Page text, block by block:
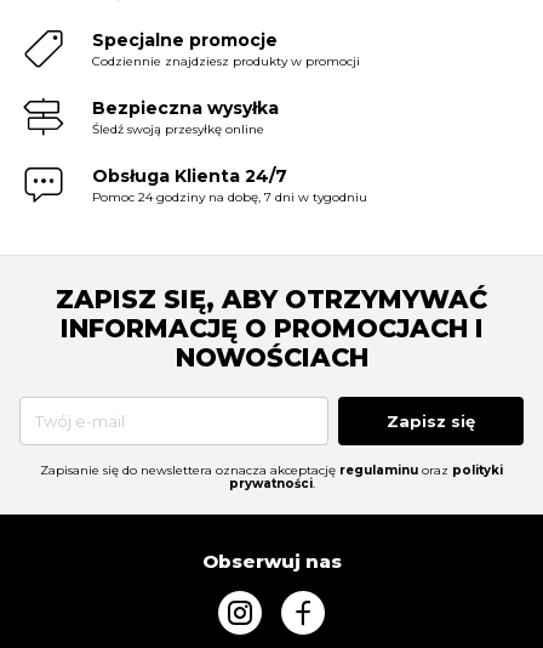
Specjalne promocje
Codziennie znajdziesz produkty w promocji
Bezpieczna wysyłka
Śledź swoją przesyłkę online
Obsługa Klienta 24/7
Pomoc 24 godziny na dobę, 7 dni w tygodniu
ZAPISZ SIĘ, ABY OTRZYMYWAĆ
INFORMACJĘ O PROMOCJACH I
NOWOŚCIACH
Zapisz się
Zapisanie się do newslettera oznacza akceptację regulaminu oraz polityki
prywatności.
Obserwuj nas